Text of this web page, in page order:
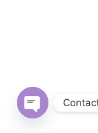
Open chaty